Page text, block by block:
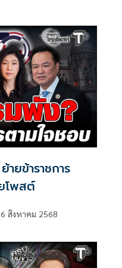
ยข้าราชการ
โพสต์
สิงหาคม 2568